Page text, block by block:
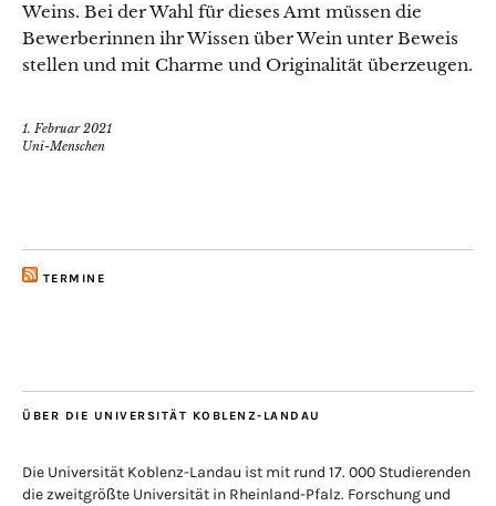
Weins. Bei der Wahl für dieses Amt müssen die
Bewerberinnen ihr Wissen über Wein unter Beweis
stellen und mit Charme und Originalität überzeugen.
1. Februar 2021
Uni-Menschen
TERMINE
ÜBER DIE UNIVERSITÄT KOBLENZ-LANDAU
Die Universität Koblenz-Landau ist mit rund 17. 000 Studierenden
die zweitgrößte Universität in Rheinland-Pfalz. Forschung und